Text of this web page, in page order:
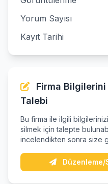
Yorum Sayısı
Kayıt Tarihi
Firma
Talebi
Bu firma ile ilgili
silmek için talepte
incelendikten sonra size